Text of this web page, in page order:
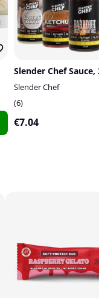
Slender Chef Sauce,
Slender Chef
6
€7.04